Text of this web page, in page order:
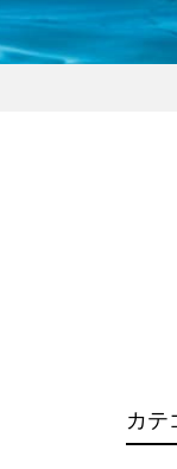
カテ